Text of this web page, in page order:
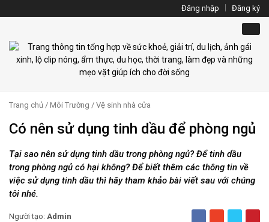
Đăng nhập Đăng ký
Trang chủ / Môi Trường / Vệ sinh nhà cửa
Có nên sử dụng tinh dầu để phòng ngủ
Tại sao nên sử dụng tinh dầu trong phòng ngủ? Để tinh dầu
trong phòng ngủ có hại không? Để biết thêm các thông tin về
việc sử dụng tinh dầu thì hãy tham khảo bài viết sau với chúng
tôi nhé.
Người tạo: Admin